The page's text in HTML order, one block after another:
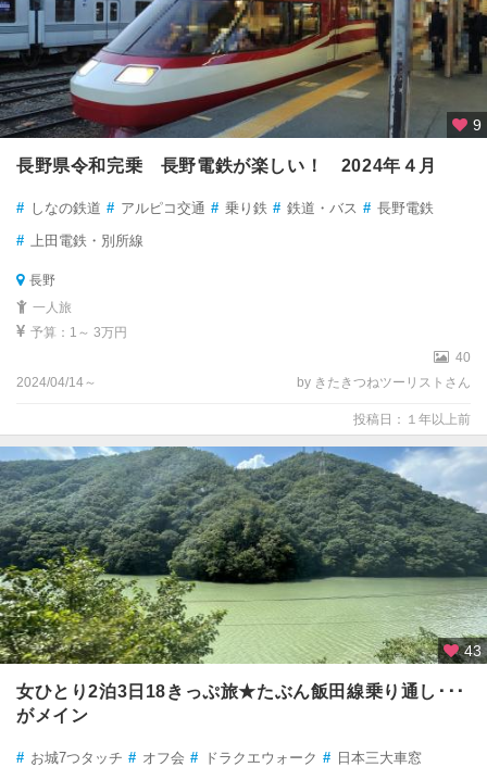
9
長野県令和完乗 長野電鉄が楽しい！ 2024年４月
# しなの鉄道 # アルピコ交通 # 乗り鉄 # 鉄道・バス # 長野電鉄
# 上田電鉄・別所線
長野
一人旅
予算：1～ 3万円
40
2024/04/14～
by きたきつねツーリストさん
投稿日：１年以上前
43
女ひとり2泊3日18きっぷ旅★たぶん飯田線乗り通し･･･
がメイン
# お城7つタッチ # オフ会 # ドラクエウォーク # 日本三大車窓